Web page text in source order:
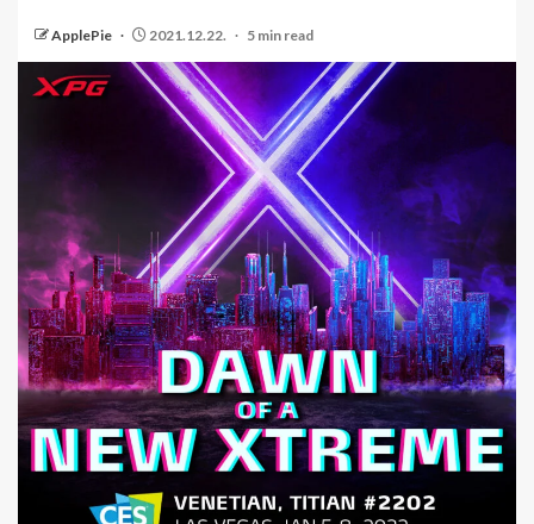
ApplePie 2021.12.22. 5 min read